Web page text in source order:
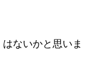
ないかと思いま